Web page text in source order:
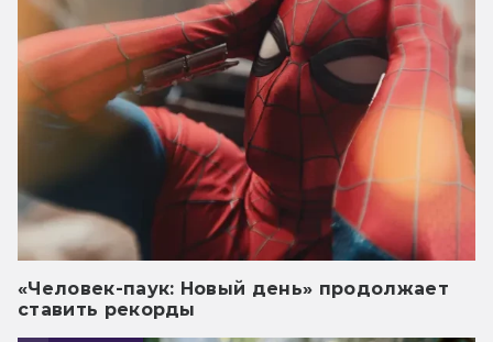
«Человек-паук: Новый день» продолжает
ставить рекорды